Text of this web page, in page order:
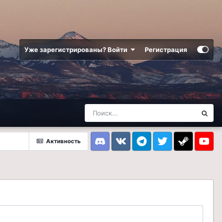
Уже зарегистрированы? Войти Регистрация
Активность
DiscordVK TelegramTwitter Steam